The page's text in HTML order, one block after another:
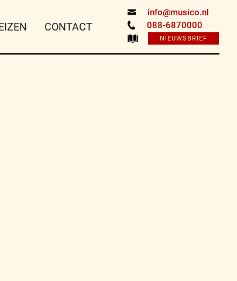
info@musico.nl
088-6870000
NIEUWSBRIEF
CONTACT